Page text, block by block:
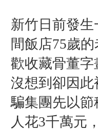
新竹日前發
間飯店75歲
歡收藏骨董字
沒想到卻因
騙集團先以
人花3千萬元